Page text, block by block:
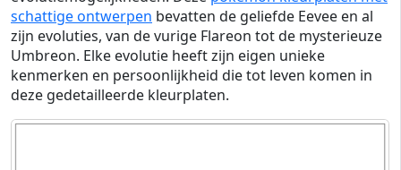
schattige ontwerpen bevatten de geliefde Eevee en al
zijn evoluties, van de vurige Flareon tot de mysterieuze
Umbreon. Elke evolutie heeft zijn eigen unieke
kenmerken en persoonlijkheid die tot leven komen in
deze gedetailleerde kleurplaten.